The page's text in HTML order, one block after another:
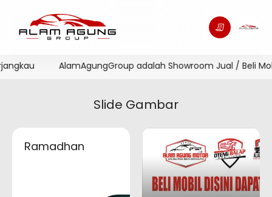
AlamAgungGroup adalah Showroom Jual / Beli
Slide Gambar
Ramadhan